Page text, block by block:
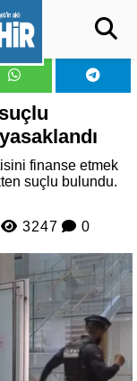
finanse etmek
suçlu bulundu.
3247 0